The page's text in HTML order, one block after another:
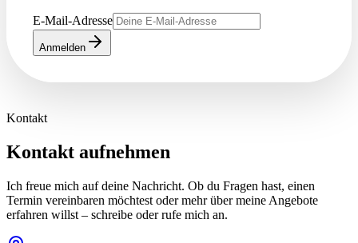
E-Mail-Adresse
Anmelden
Kontakt
Kontakt aufnehmen
Ich freue mich auf deine Nachricht. Ob du Fragen hast, einen
Termin vereinbaren möchtest oder mehr über meine Angebote
erfahren willst – schreibe oder rufe mich an.